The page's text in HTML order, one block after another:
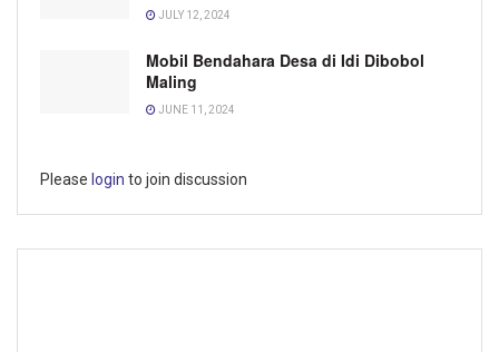
JULY 12, 2024
Mobil Bendahara Desa di Idi Dibobol
Maling
JUNE 11, 2024
Please login to join discussion